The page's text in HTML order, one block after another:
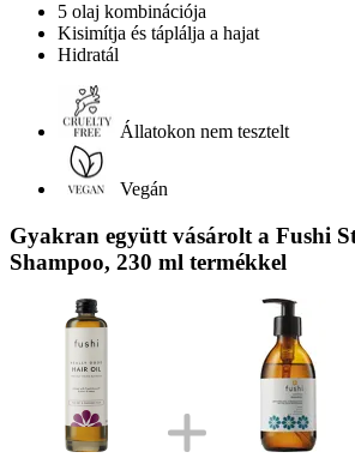
5 olaj kombinációja
Kisimítja és táplálja a hajat
Hidratál
Állatokon nem tesztelt
Vegán
Gyakran együtt vásárolt a Fushi
Shampoo, 230 ml termékkel